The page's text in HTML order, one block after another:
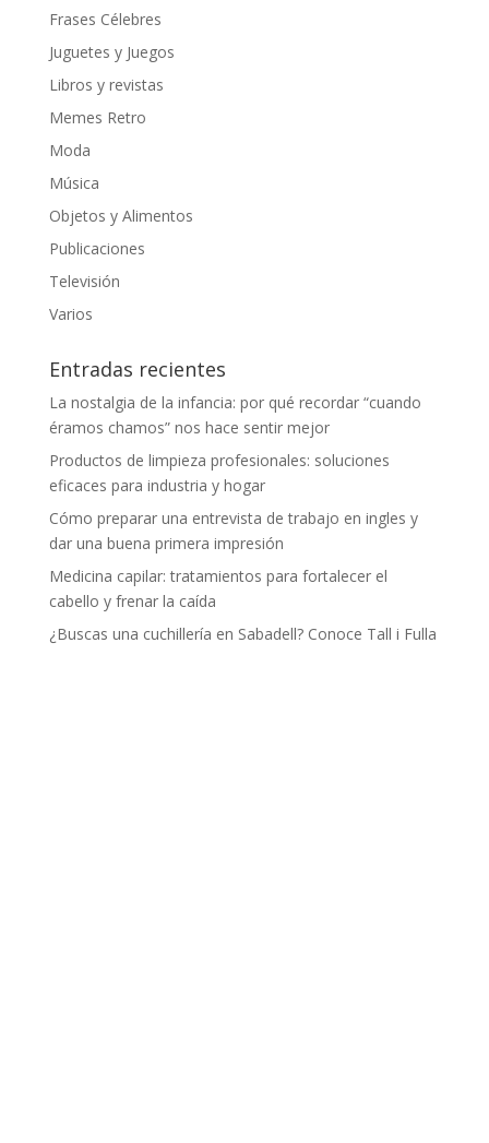
Frases Célebres
Juguetes y Juegos
Libros y revistas
Memes Retro
Moda
Música
Objetos y Alimentos
Publicaciones
Televisión
Varios
Entradas recientes
La nostalgia de la infancia: por qué recordar “cuando
éramos chamos” nos hace sentir mejor
Productos de limpieza profesionales: soluciones
eficaces para industria y hogar
Cómo preparar una entrevista de trabajo en ingles y
dar una buena primera impresión
Medicina capilar: tratamientos para fortalecer el
cabello y frenar la caída
¿Buscas una cuchillería en Sabadell? Conoce Tall i Fulla